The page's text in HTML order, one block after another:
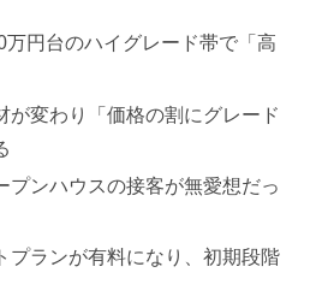
円台のハイグレード帯で「高
が変わり「価格の割にグレード
プンハウスの接客が無愛想だっ
プランが有料になり、初期段階